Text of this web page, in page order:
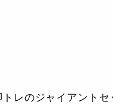
レのジャイアント